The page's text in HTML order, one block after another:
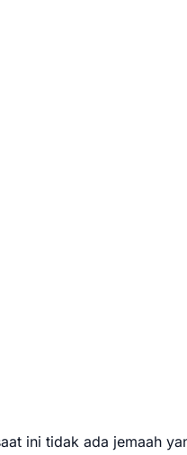
ini tidak ada jemaah